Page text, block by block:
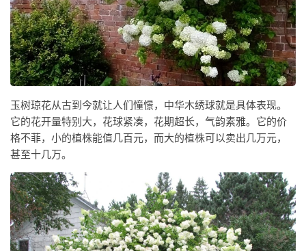
玉树琼花从古到今就让人们憧憬，中华木绣球就是具体表现。
它的花开量特别大，花球紧凑，花期超长，气韵素雅。它的价
格不菲，小的植株能值几百元，而大的植株可以卖出几万元，
甚至十几万。